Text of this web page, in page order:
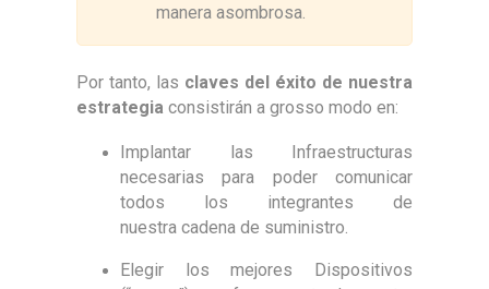
manera asombrosa.
Por tanto, las claves del éxito de nuestra
estrategia consistirán a grosso modo en:
Implantar las Infraestructuras
necesarias para poder comunicar
todos los integrantes de
nuestra cadena de suministro.
Elegir los mejores Dispositivos